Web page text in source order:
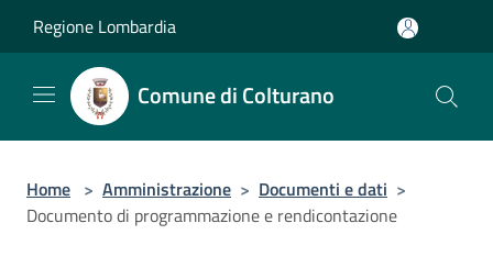
Regione Lombardia
Comune di Colturano
Home > Amministrazione > Documenti e dati >
Documento di programmazione e rendicontazione